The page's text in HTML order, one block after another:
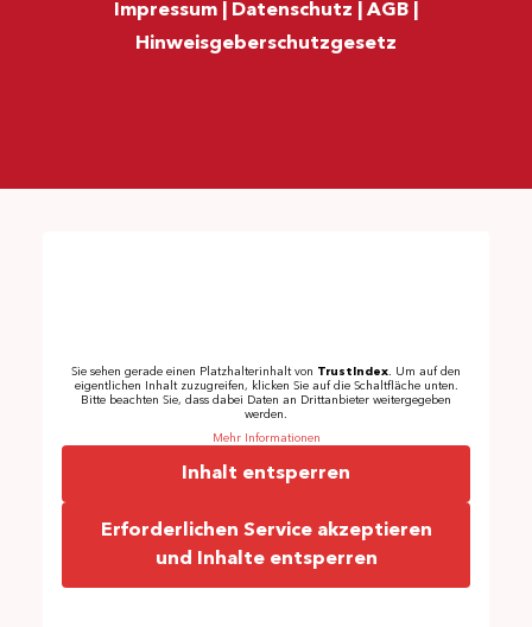
Impressum Datenschutz AGB
Hinweisgeberschutzgesetz
Sie sehen gerade einen Platzhalterinhalt von TrustIndex. Um auf den
eigentlichen Inhalt zuzugreifen, klicken Sie auf die Schaltfläche unten.
Bitte beachten Sie, dass dabei Daten an Drittanbieter weitergegeben
werden.
Mehr Informationen
Inhalt entsperren
Erforderlichen Service akzeptieren
und Inhalte entsperren